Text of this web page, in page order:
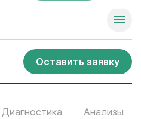
Оставить заявку
Диагностика
Анализы